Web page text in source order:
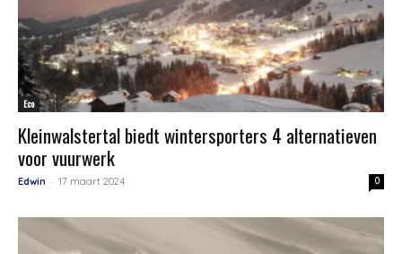
Eco
Kleinwalstertal biedt wintersporters 4 alternatieven
voor vuurwerk
Edwin - 17 maart 2024 0